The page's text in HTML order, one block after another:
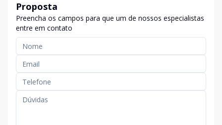
Proposta
Preencha os campos para que um de nossos especialistas
entre em contato